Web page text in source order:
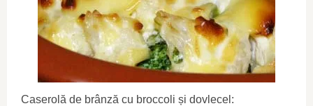
Caserolă de brânză cu broccoli și dovlecel: